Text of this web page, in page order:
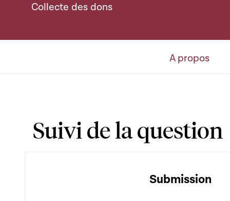
Collecte des dons
A propos
Suivi de la question
Submission